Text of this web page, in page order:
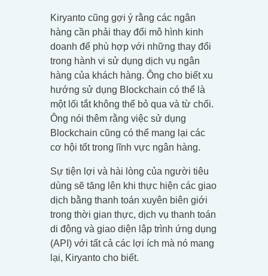
Kiryanto cũng gợi ý rằng các ngân
hàng cần phải thay đổi mô hình kinh
doanh để phù hợp với những thay đổi
trong hành vi sử dụng dịch vụ ngân
hàng của khách hàng. Ông cho biết xu
hướng sử dụng Blockchain có thể là
một lối tắt không thể bỏ qua và từ chối.
Ông nói thêm rằng việc sử dụng
Blockchain cũng có thể mang lại các
cơ hội tốt trong lĩnh vực ngân hàng.
Sự tiện lợi và hài lòng của người tiêu
dùng sẽ tăng lên khi thực hiện các giao
dịch bằng thanh toán xuyên biên giới
trong thời gian thực, dịch vụ thanh toán
di động và giao diện lập trình ứng dụng
(API) với tất cả các lợi ích mà nó mang
lại, Kiryanto cho biết.